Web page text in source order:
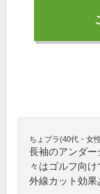
ちょプラ(40代・女
長袖のアンダ
々はゴルフ向
外線カット効果